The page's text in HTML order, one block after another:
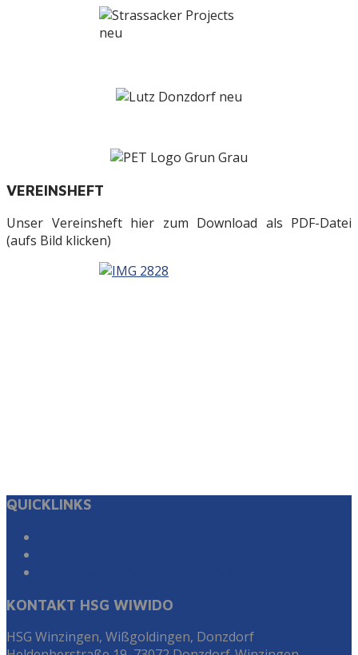
VEREINSHEFT
Unser Vereinsheft hier zum Download als PDF-Datei
(aufs Bild klicken)
QUICKLINKS
KONTAKT HSG WIWIDO
HSG Winzingen, Wißgoldingen, Donzdorf